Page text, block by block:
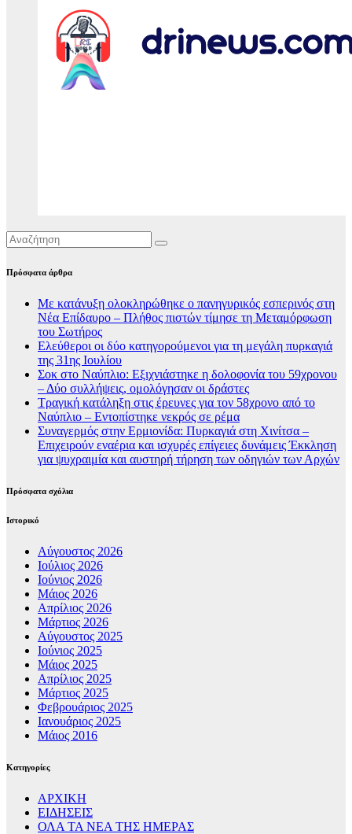
Πρόσφατα άρθρα
Με κατάνυξη ολοκληρώθηκε ο πανηγυρικός εσπερινός στη
Νέα Επίδαυρο – Πλήθος πιστών τίμησε τη Μεταμόρφωση
του Σωτήρος
Ελεύθεροι οι δύο κατηγορούμενοι για τη μεγάλη πυρκαγιά
της 31ης Ιουλίου
Σοκ στο Ναύπλιο: Εξιχνιάστηκε η δολοφονία του 59χρονου
– Δύο συλλήψεις, ομολόγησαν οι δράστες
Τραγική κατάληξη στις έρευνες για τον 58χρονο από το
Ναύπλιο – Εντοπίστηκε νεκρός σε ρέμα
Συναγερμός στην Ερμιονίδα: Πυρκαγιά στη Χινίτσα –
Επιχειρούν εναέρια και ισχυρές επίγειες δυνάμεις Έκκληση
για ψυχραιμία και αυστηρή τήρηση των οδηγιών των Αρχών
Πρόσφατα σχόλια
Ιστορικό
Αύγουστος 2026
Ιούλιος 2026
Ιούνιος 2026
Μάιος 2026
Απρίλιος 2026
Μάρτιος 2026
Αύγουστος 2025
Ιούνιος 2025
Μάιος 2025
Απρίλιος 2025
Μάρτιος 2025
Φεβρουάριος 2025
Ιανουάριος 2025
Μάιος 2016
Kατηγορίες
ΑΡΧΙΚΗ
ΕΙΔΗΣΕΙΣ
ΟΛΑ ΤΑ ΝΕΑ ΤΗΣ ΗΜΕΡΑΣ